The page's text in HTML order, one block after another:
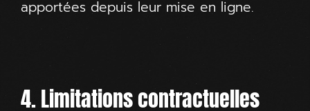
apportées depuis leur mise en ligne.
4. Limitations contractuelles